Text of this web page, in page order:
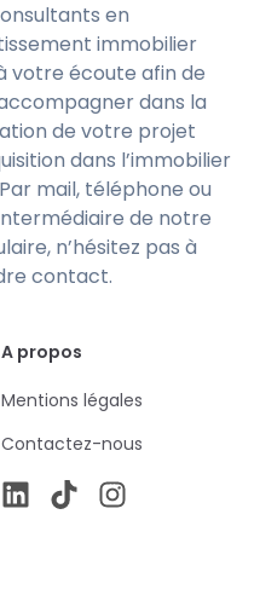
en
immobilier
votre écoute afin de
dans la
de votre projet
dans l’immobilier
mail, téléphone ou
de notre
n’hésitez pas à
contact.
A propos
Mentions légales
Contactez-nous